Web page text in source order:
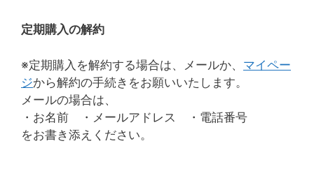
定期購入の解約
※定期購入を解約する場合は、メールか、 マイペー
ジから解約の手続きをお願いいたします。
メールの場合は、
・お名前 ・メールアドレス ・電話番号
をお書き添えください。